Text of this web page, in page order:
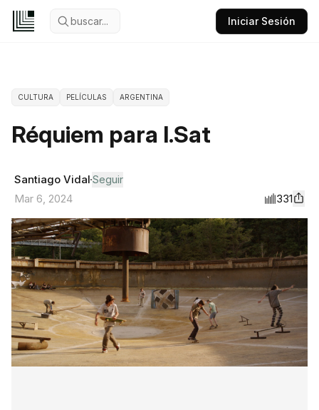
buscar... Iniciar Sesión
CULTURA PELÍCULAS ARGENTINA
Réquiem para I.Sat
Santiago Vidal Seguir
Mar 6, 2024
331